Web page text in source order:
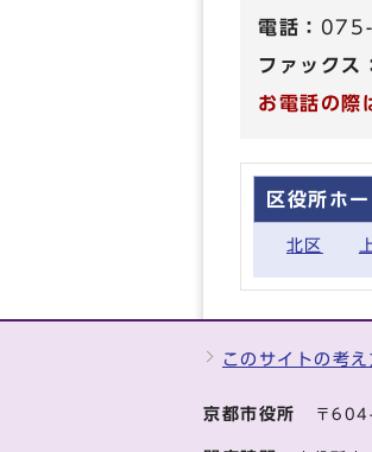
電話：
ファックス
お電話の際
区役所ホ
北区
このサイトの考え
京都市役所 〒